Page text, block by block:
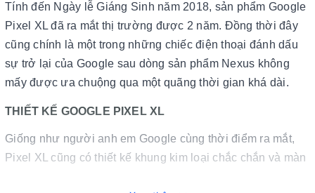
Tính đến Ngày lễ Giáng Sinh năm 2018, sản phẩm Google
Pixel XL đã ra mắt thị trường được 2 năm. Đồng thời đây
cũng chính là một trong những chiếc điện thoại đánh dấu
sự trở lại của Google sau dòng sản phẩm Nexus không
mấy được ưa chuộng qua một quãng thời gian khá dài.
THIẾT KẾ GOOGLE PIXEL XL
Giống như người anh em Google cùng thời điểm ra mắt,
Pixel XL cũng có thiết kế khung kim loại chắc chắn và màn